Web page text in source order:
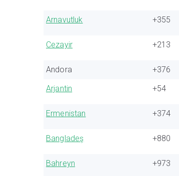
Arnavutluk +355
Cezayir +213
Andora +376
Arjantin
+54
Ermenistan +374
Bangladeş +880
Bahreyn +973